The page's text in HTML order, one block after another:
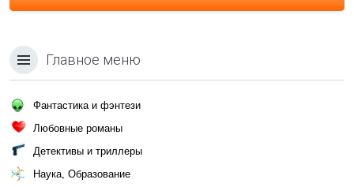
Главное меню
Фантастика и фэнтези
Любовные романы
Детективы и триллеры
Наука, Образование